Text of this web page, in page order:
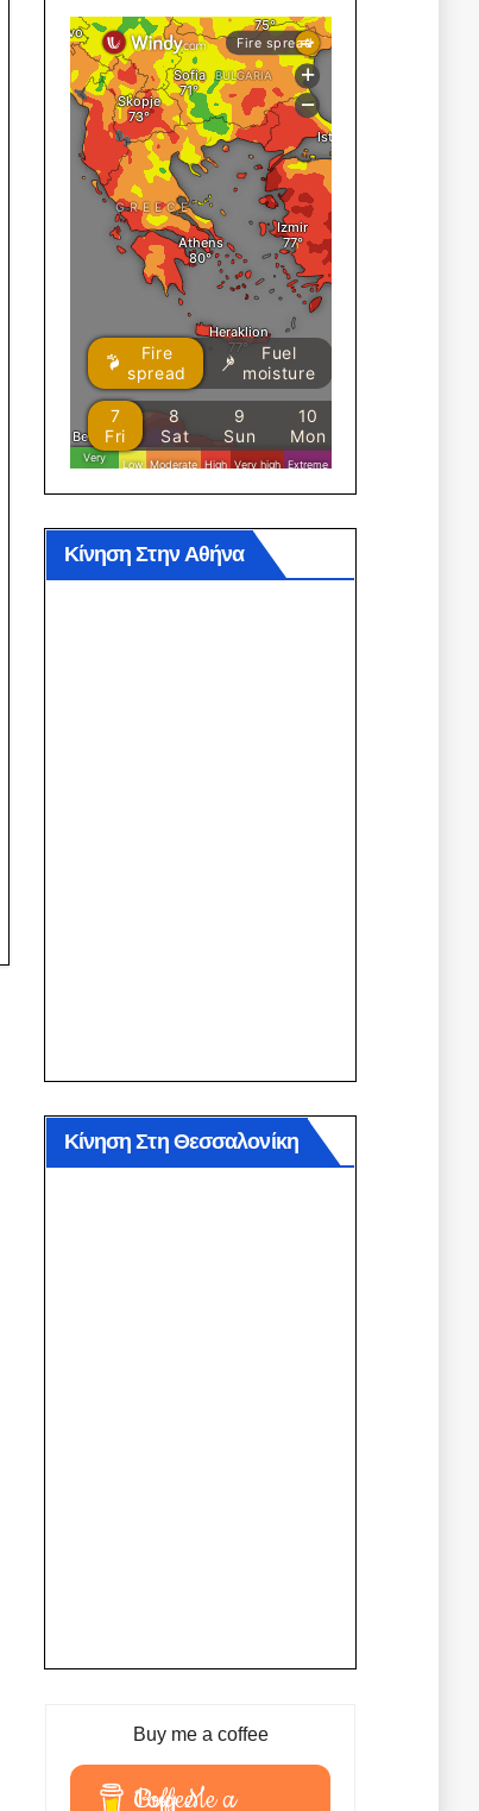
Κίνηση Στην Αθήνα
Κίνηση Στη Θεσσαλονίκη
Buy me a coffee
Buy Me a Coffee